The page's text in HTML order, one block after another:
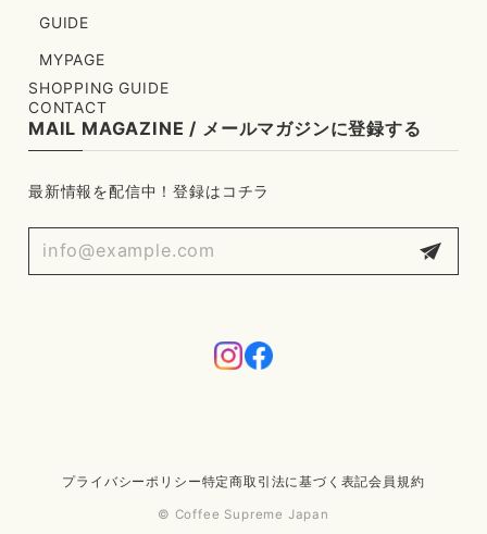
GUIDE
MYPAGE
SHOPPING GUIDE
CONTACT
MAIL MAGAZINE / メールマガジンに登録する
最新情報を配信中！登録はコチラ
プライバシーポリシー特定商取引法に基づく表記会員規約
© Coffee Supreme Japan